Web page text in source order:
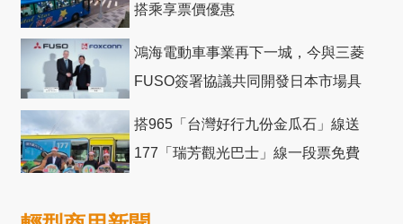
搭乘享票價優惠
鴻海電動車事業再下一城，今與三菱
FUSO簽署協議共同開發日本市場具
搭965「台灣好行九份金瓜石」線送
177「瑞芳觀光巴士」線一段票免費